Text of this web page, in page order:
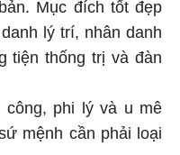
Mục đích tốt đẹp
lý trí, nhân danh
tiện thống trị và đàn
công, phi lý và u mê
mệnh cần phải loại